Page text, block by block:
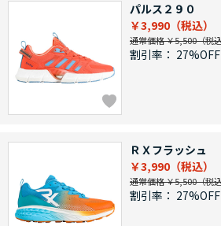
パルス２９０
￥3,990
通常価格 ￥5,500
割引率： 27%OFF
ＲＸフラッシュ
￥3,990
通常価格 ￥5,500
割引率： 27%OFF